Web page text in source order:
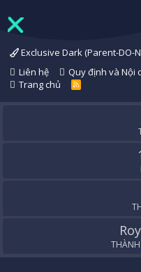
Exclusive Dark (Parent-DO-
Liên hệ
Quy định và Nội
Trang chủ
R
S